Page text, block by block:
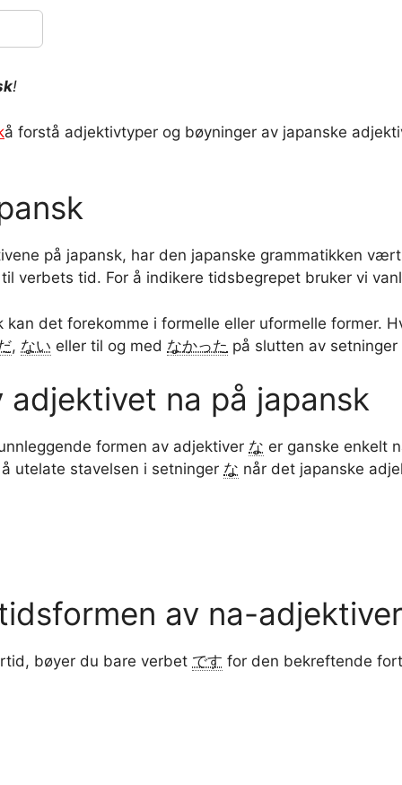
!
å forstå adjektivtyper og bøyninger av japanske
på japansk, har den japanske grammatikken
verbets tid. For å indikere tidsbegrepet bruker vi
kan det forekomme i formelle eller uformelle former.
, ない eller til og med なかった på slutten av
na på japansk
formen av adjektiver な er ganske enkelt
utelate stavelsen i setninger な når det japanske
av na-
bøyer du bare verbet です for den bekreftende